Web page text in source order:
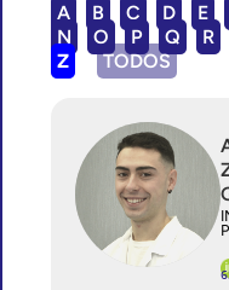
A B C D E
N
O P Q R
Z
TODOS